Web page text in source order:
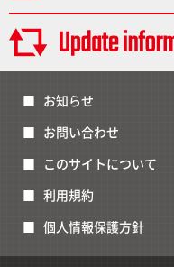
お知らせ
お問い合わせ
このサイトについて
利用規約
個人情報保護方針